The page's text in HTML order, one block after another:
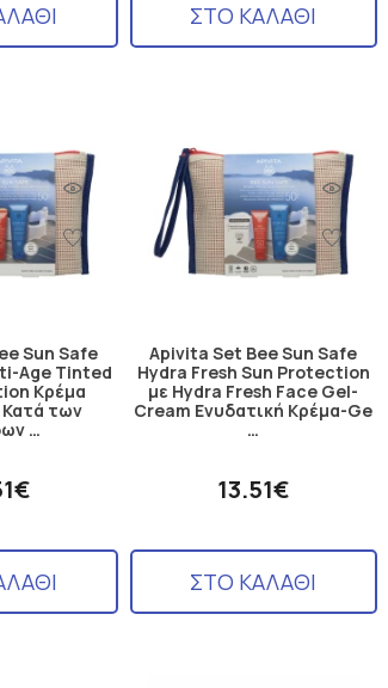
ΣΤΟ ΚΑΛΑΘΙ
Sun Safe
Age Tinted
Κρέμα
των
…
Apivita Set Bee Sun Safe
Hydra Fresh Sun Protection
με Hydra Fresh Face Gel-
Cream Ενυδατική Κρέμα-Ge
…
13.51€
ΣΤΟ ΚΑΛΑΘΙ